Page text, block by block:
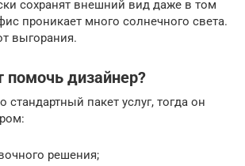
сохранят внешний вид даже в том
проникает много солнечного света.
выгорания.
дизайнер?
стандартный пакет услуг, тогда он
решения;